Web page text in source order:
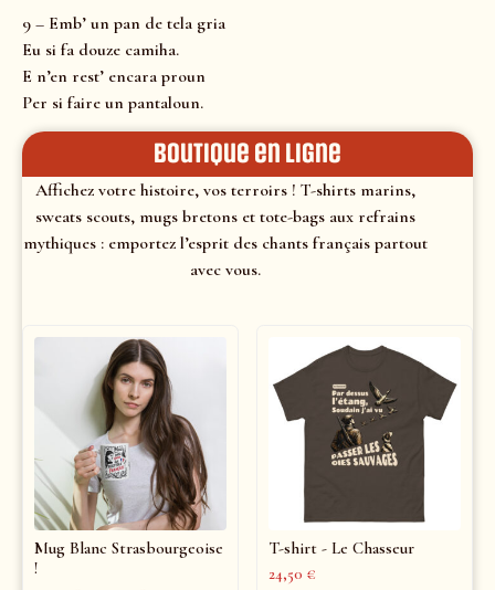
9 – Emb’ un pan de tela gria
Eu si fa douze camiha.
E n’en rest’ encara proun
Per si faire un pantaloun.
Boutique en ligne
Affichez votre histoire, vos terroirs ! T-shirts marins,
sweats scouts, mugs bretons et tote-bags aux refrains
mythiques : emportez l’esprit des chants français partout
avec vous.
Mug Blanc Strasbourgeoise
!
T-shirt - Le Chasseur
24,50 €